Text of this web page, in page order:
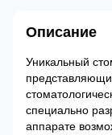
Описание
Уникальный
специально
аппарате